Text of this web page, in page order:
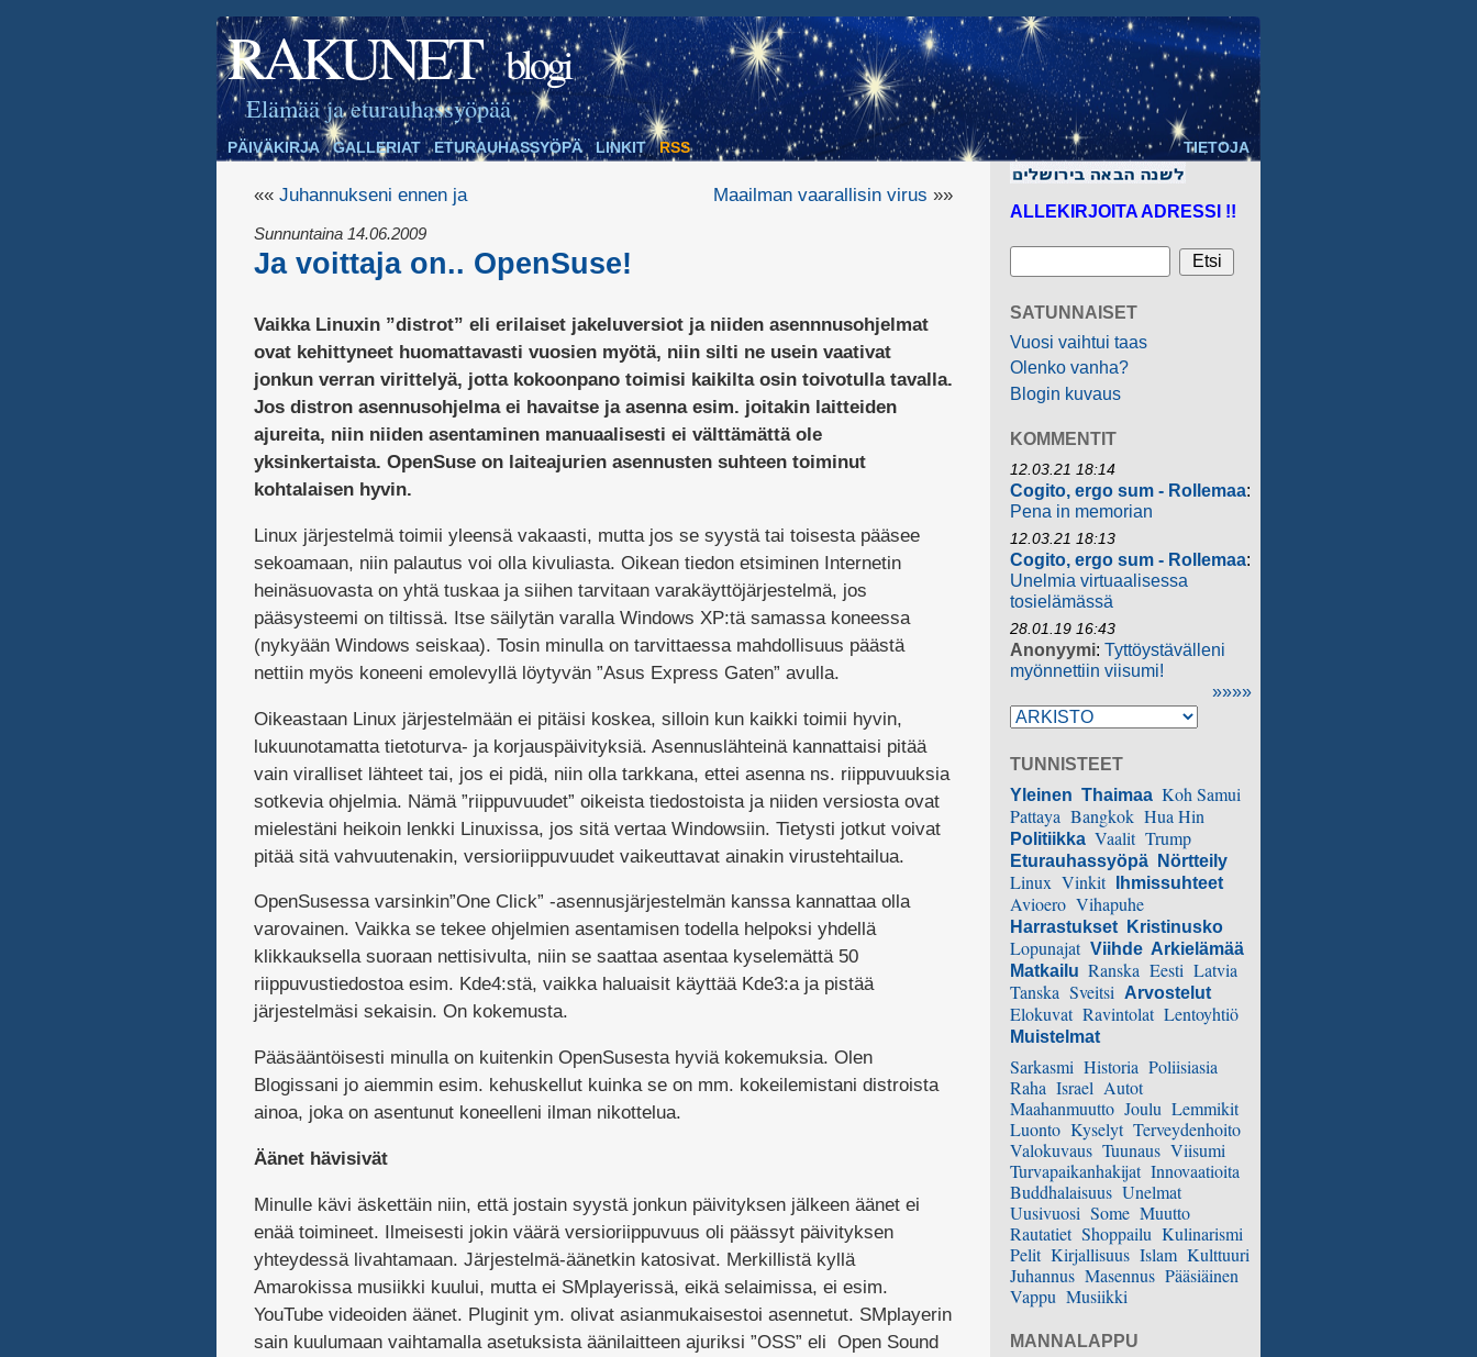
RAKUNET blogi
Elämää ja eturauhassyöpää
PÄIVÄKIRJA GALLERIAT ETURAUHASSYÖPÄ LINKIT RSS TIETOJA
«« Juhannukseni ennen ja Maailman vaarallisin virus »»
Sunnuntaina 14.06.2009
Ja voittaja on.. OpenSuse!
Vaikka Linuxin ”distrot” eli erilaiset jakeluversiot ja niiden asennnusohjelmat
ovat kehittyneet huomattavasti vuosien myötä, niin silti ne usein vaativat
jonkun verran virittelyä, jotta kokoonpano toimisi kaikilta osin toivotulla tavalla.
Jos distron asennusohjelma ei havaitse ja asenna esim. joitakin laitteiden
ajureita, niin niiden asentaminen manuaalisesti ei välttämättä ole
yksinkertaista. OpenSuse on laiteajurien asennusten suhteen toiminut
kohtalaisen hyvin.
Linux järjestelmä toimii yleensä vakaasti, mutta jos se syystä tai toisesta pääsee
sekoamaan, niin palautus voi olla kivuliasta. Oikean tiedon etsiminen Internetin
heinäsuovasta on yhtä tuskaa ja siihen tarvitaan varakäyttöjärjestelmä, jos
pääsysteemi on tiltissä. Itse säilytän varalla Windows XP:tä samassa koneessa
(nykyään Windows seiskaa). Tosin minulla on tarvittaessa mahdollisuus päästä
nettiin myös koneeni emolevyllä löytyvän ”Asus Express Gaten” avulla.
Oikeastaan Linux järjestelmään ei pitäisi koskea, silloin kun kaikki toimii hyvin,
lukuunotamatta tietoturva- ja korjauspäivityksiä. Asennuslähteinä kannattaisi pitää
vain viralliset lähteet tai, jos ei pidä, niin olla tarkkana, ettei asenna ns. riippuvuuksia
sotkevia ohjelmia. Nämä ”riippuvuudet” oikeista tiedostoista ja niiden versiosta ovat
mielestäni heikoin lenkki Linuxissa, jos sitä vertaa Windowsiin. Tietysti jotkut voivat
pitää sitä vahvuutenakin, versioriippuvuudet vaikeuttavat ainakin virustehtailua.
OpenSusessa varsinkin”One Click” -asennusjärjestelmän kanssa kannattaa olla
varovainen. Vaikka se tekee ohjelmien asentamisen todella helpoksi yhdellä
klikkauksella suoraan nettisivulta, niin se saattaa asentaa kyselemättä 50
riippuvustiedostoa esim. Kde4:stä, vaikka haluaisit käyttää Kde3:a ja pistää
järjestelmäsi sekaisin. On kokemusta.
Pääsääntöisesti minulla on kuitenkin OpenSusesta hyviä kokemuksia. Olen
Blogissani jo aiemmin esim. kehuskellut kuinka se on mm. kokeilemistani distroista
ainoa, joka on asentunut koneelleni ilman nikottelua.
Äänet hävisivät
Minulle kävi äskettäin niin, että jostain syystä jonkun päivityksen jälkeen äänet ei
enää toimineet. Ilmeisesti jokin väärä versioriippuvuus oli päässyt päivityksen
yhteydessä livahtamaan. Järjestelmä-äänetkin katosivat. Merkillistä kyllä
Amarokissa musiikki kuului, mutta ei SMplayerissä, eikä selaimissa, ei esim.
YouTube videoiden äänet. Pluginit ym. olivat asianmukaisestoi asennetut. SMplayerin
sain kuulumaan vaihtamalla asetuksista äänilaitteen ajuriksi ”OSS” eli Open Sound
ALLEKIRJOITA ADRESSI !!
SATUNNAISET
Vuosi vaihtui taas
Olenko vanha?
Blogin kuvaus
KOMMENTIT
12.03.21 18:14
Cogito, ergo sum - Rollemaa:
Pena in memorian
12.03.21 18:13
Cogito, ergo sum - Rollemaa:
Unelmia virtuaalisessa
tosielämässä
28.01.19 16:43
Anonyymi: Tyttöystävälleni
myönnettiin viisumi!
»»»»
TUNNISTEET
Yleinen Thaimaa Koh Samui
Pattaya Bangkok Hua Hin
Politiikka Vaalit Trump
Eturauhassyöpä Nörtteily
Linux Vinkit Ihmissuhteet
Avioero Vihapuhe
Harrastukset Kristinusko
Lopunajat Viihde Arkielämää
Matkailu Ranska Eesti Latvia
Tanska Sveitsi Arvostelut
Elokuvat Ravintolat Lentoyhtiö
Muistelmat
Sarkasmi Historia Poliisiasia
Raha Israel Autot
Maahanmuutto Joulu Lemmikit
Luonto Kyselyt Terveydenhoito
Valokuvaus Tuunaus Viisumi
Turvapaikanhakijat Innovaatioita
Buddhalaisuus Unelmat
Uusivuosi Some Muutto
Rautatiet Shoppailu Kulinarismi
Pelit Kirjallisuus Islam Kulttuuri
Juhannus Masennus Pääsiäinen
Vappu Musiikki
MANNALAPPU